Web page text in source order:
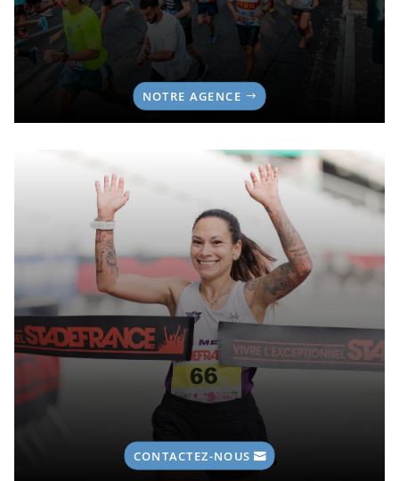
NOTRE AGENCE
CONTACTEZ-NOUS